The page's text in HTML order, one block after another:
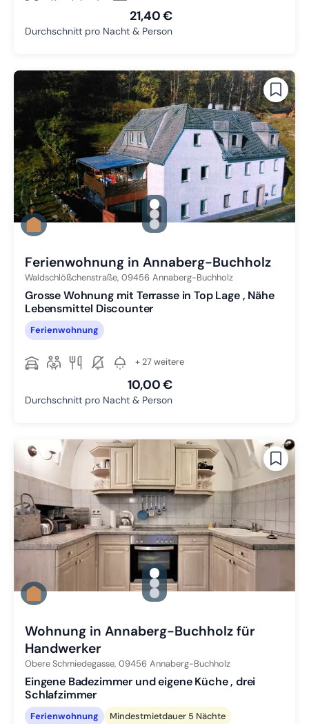
21,40 €
Durchschnitt pro Nacht & Person
gallery.slide_selector
Zu Slide 1 wechseln
Zu Slide 2 wechseln
Zu Slide 3 wechseln
Ferienwohnung in Annaberg-Buchholz
Waldschlößchenstraße, 09456 Annaberg-Buchholz
Grosse Wohnung mit Terrasse in Top Lage , Nähe
Lebensmittel Discounter
Ferienwohnung
+ 27 weitere
10,00 €
Durchschnitt pro Nacht & Person
gallery.slide_selector
Zu Slide 1 wechseln
Zu Slide 2 wechseln
Zu Slide 3 wechseln
Wohnung in Annaberg-Buchholz für
Handwerker
Obere Schmiedegasse, 09456 Annaberg-Buchholz
Eingene Badezimmer und eigene Küche , drei
Schlafzimmer
Ferienwohnung Mindestmietdauer 5 Nächte